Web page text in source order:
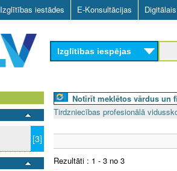
Skip
to
main
content
Izglītības iestādes E-Konsultācijas
Izglītības iespējas
[3]
Notīrīt meklētos vārdus un
Tirdzniecības profesionālā
Rezultāti : 1 - 3 no 3